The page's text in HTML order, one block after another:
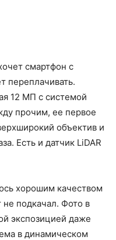
смартфон с
переплачивать.
12 МП с системой
прочим, ее первое
объектив и
Есть и датчик LiDAR
хорошим качеством
не подкачал. Фото в
экспозицией даже
в динамическом